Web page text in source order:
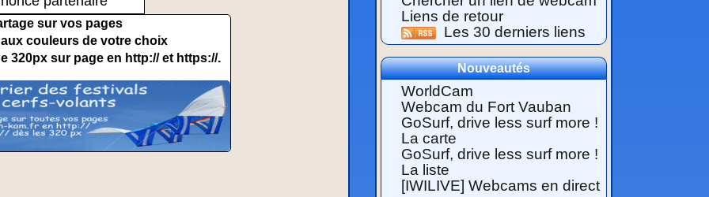
sur vos pages
couleurs de votre choix
320px sur page en http:// et https://.
Liens de retour
Les 30 derniers liens
Nouveautés
WorldCam
Webcam du Fort Vauban
GoSurf, drive less surf more !
La carte
GoSurf, drive less surf more !
La liste
[IWILIVE] Webcams en direct